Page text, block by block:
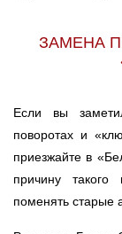
ЗАМЕНА
Если вы
поворотах и
приезжайте в
причину
поменять старые